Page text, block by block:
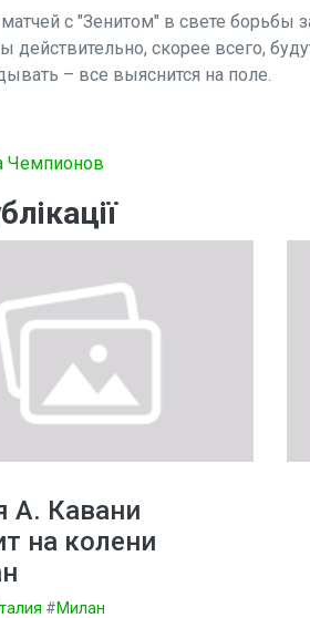
с "Зенитом" в свете борьбы
действительно, скорее всего,
– все выяснится на поле.
Чемпионов
А. Кавани
на колени
#Милан